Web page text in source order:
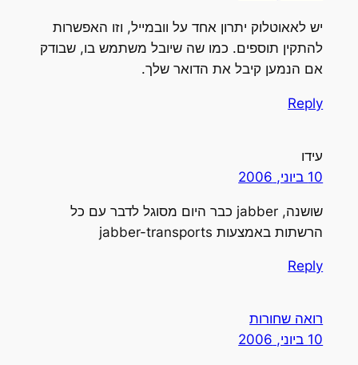
יש לאאוטלוק יתרון אחד על וובמייל, וזו האפשרות
להתקין תוספים. כמו שה שיובל משתמש בו, שבודק
אם הנמען קיבל את הדואר שלך.
Reply
עידו
10 ביוני, 2006
שושנה, jabber כבר היום מסוגל לדבר עם כל
הרשתות באמצעות jabber-transports
Reply
רואה שחורות
10 ביוני, 2006